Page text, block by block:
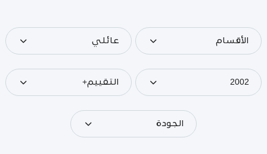
الأقسام عائلي
2002 التقييم+
الجودة